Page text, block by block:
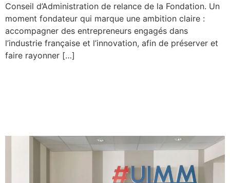
Conseil d’Administration de relance de la Fondation. Un
moment fondateur qui marque une ambition claire :
accompagner des entrepreneurs engagés dans
l’industrie française et l’innovation, afin de préserver et
faire rayonner […]